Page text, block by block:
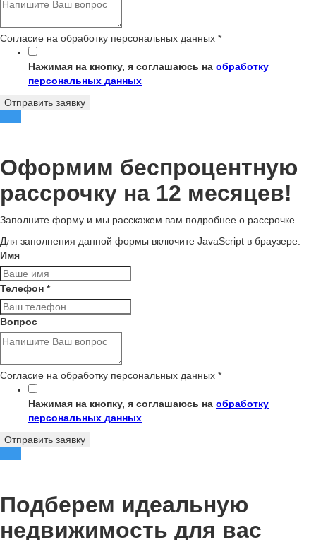
Согласие на обработку персональных данных *
Нажимая на кнопку, я соглашаюсь на обработку
персональных данных
Отправить заявку
Оформим беспроцентную
рассрочку на 12 месяцев!
Заполните форму и мы расскажем вам подробнее о рассрочке.
Для заполнения данной формы включите JavaScript в браузере.
Имя
Телефон *
Вопрос
Согласие на обработку персональных данных *
Нажимая на кнопку, я соглашаюсь на обработку
персональных данных
Отправить заявку
Подберем идеальную
недвижимость для вас